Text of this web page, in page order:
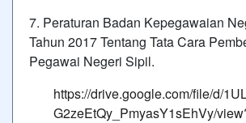
7. Peraturan Badan Kepegawaian
Tahun 2017 Tentang Tata Cara
Pegawai Negeri Sipil.
https://drive.google.com/file/d/
G2zeEtQy_PmyasY1sEhVy/